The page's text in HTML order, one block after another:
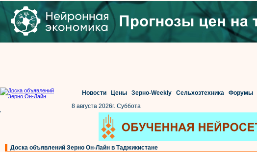
Новости Цены Зерно-Weekly Сельхозтехника Форумы
8 августа 2026г. Суббота
'
Доска объявлений Зерно Он-Лайн в Таджикистане